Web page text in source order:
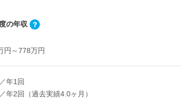
の年収
円～778万円
年1回
年2回（過去実績4.0ヶ月）